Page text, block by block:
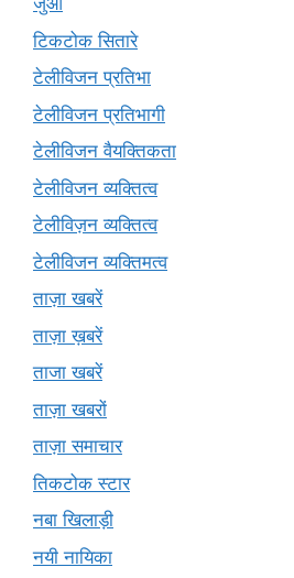
टिकटोक सितारे
टेलीविजन प्रतिभा
टेलीविजन प्रतिभागी
टेलीविजन वैयक्तिकता
टेलीविजन व्यक्तित्व
टेलीविज़न व्यक्तित्व
टेलीविजन व्यक्तिमत्व
ताज़ा खबरें
ताज़ा ख़बरें
ताजा खबरें
ताज़ा खबरों
ताज़ा समाचार
तिकटोक स्टार
नबा खिलाड़ी
नयी नायिका